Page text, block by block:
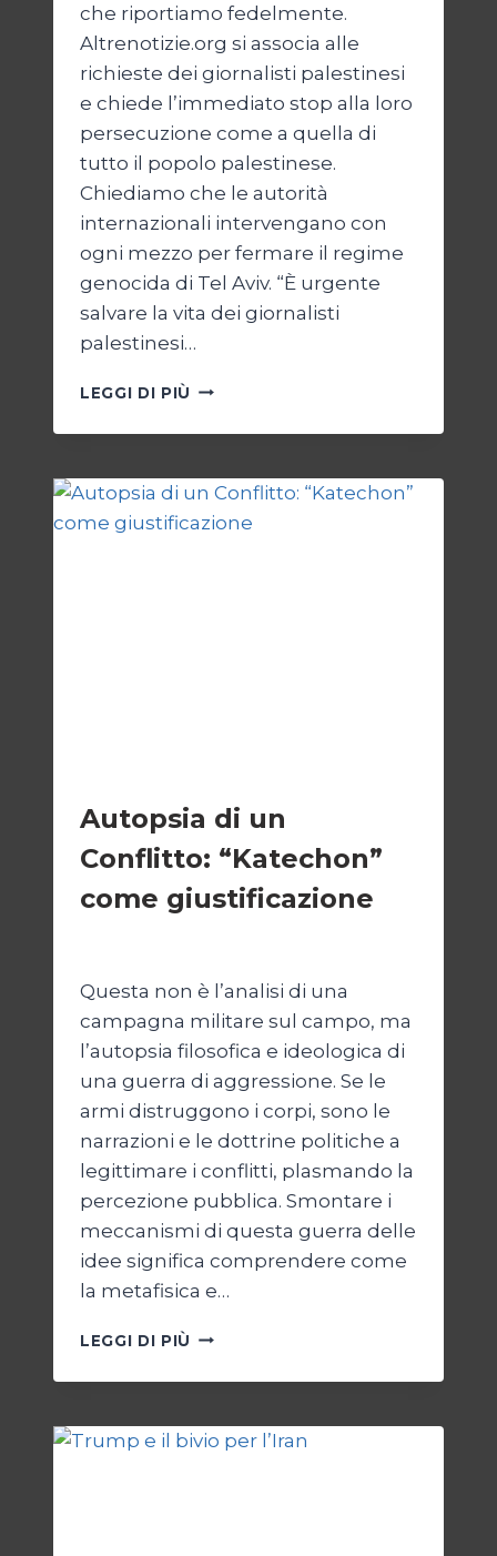
che riportiamo fedelmente.
Altrenotizie.org si associa alle
richieste dei giornalisti palestinesi
e chiede l’immediato stop alla loro
persecuzione come a quella di
tutto il popolo palestinese.
Chiediamo che le autorità
internazionali intervengano con
ogni mezzo per fermare il regime
genocida di Tel Aviv. “È urgente
salvare la vita dei giornalisti
palestinesi…
LEGGI DI PIÙ GIORNALISTI,
APPELLO
GAZA
Autopsia di un
Conflitto: “Katechon”
come giustificazione
Questa non è l’analisi di una
campagna militare sul campo, ma
l’autopsia filosofica e ideologica di
una guerra di aggressione. Se le
armi distruggono i corpi, sono le
narrazioni e le dottrine politiche a
legittimare i conflitti, plasmando la
percezione pubblica. Smontare i
meccanismi di questa guerra delle
idee significa comprendere come
la metafisica e…
LEGGI DI PIÙ AUTOPSIA
UN
“KATECHON”
COME